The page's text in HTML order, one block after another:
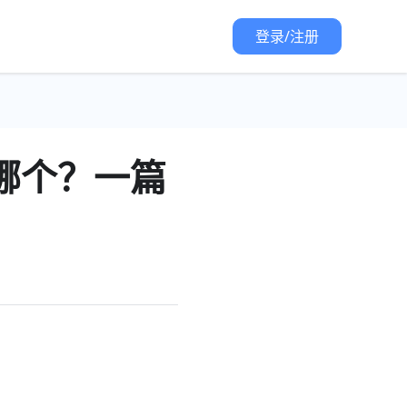
登录/注册
个？一篇